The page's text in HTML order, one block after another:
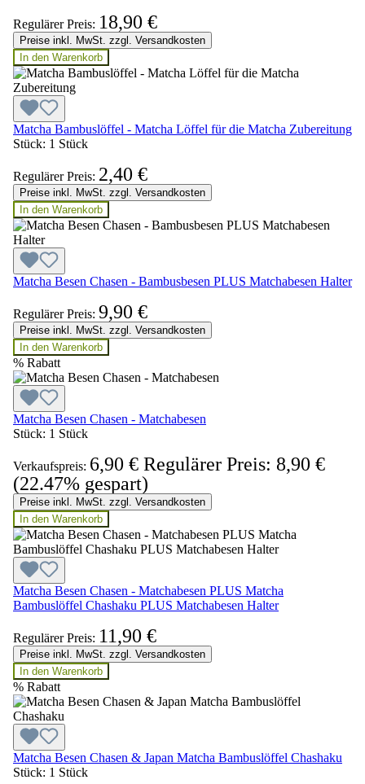
Regulärer Preis: 18,90 €
Preise inkl. MwSt. zzgl. Versandkosten
In den Warenkorb
Matcha Bambuslöffel - Matcha Löffel für die Matcha Zubereitung
Stück: 1 Stück
Regulärer Preis: 2,40 €
Preise inkl. MwSt. zzgl. Versandkosten
In den Warenkorb
Matcha Besen Chasen - Bambusbesen PLUS Matchabesen Halter
Regulärer Preis: 9,90 €
Preise inkl. MwSt. zzgl. Versandkosten
In den Warenkorb
% Rabatt
Matcha Besen Chasen - Matchabesen
Stück: 1 Stück
Verkaufspreis: 6,90 € Regulärer Preis: 8,90 €
(22.47% gespart)
Preise inkl. MwSt. zzgl. Versandkosten
In den Warenkorb
Matcha Besen Chasen - Matchabesen PLUS Matcha
Bambuslöffel Chashaku PLUS Matchabesen Halter
Regulärer Preis: 11,90 €
Preise inkl. MwSt. zzgl. Versandkosten
In den Warenkorb
% Rabatt
Matcha Besen Chasen & Japan Matcha Bambuslöffel Chashaku
Stück: 1 Stück